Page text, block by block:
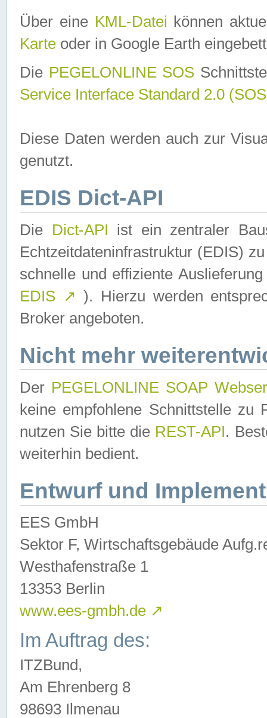
Über eine KML-Datei können
Karte oder in Google Earth
Die PEGELONLINE SOS
Service Interface Standard 2.0
Diese Daten werden auch zur
genutzt.
EDIS Dict-API
Die Dict-API ist ein zentraler
Echtzeitdateninfrastruktur (EDIS)
schnelle und effiziente
EDIS ↗ ). Hierzu werden
Broker angeboten.
Nicht mehr
Der PEGELONLINE SOAP
keine empfohlene Schnittstelle zu
nutzen Sie bitte die REST-API.
weiterhin bedient.
Entwurf und
EES GmbH
Sektor F, Wirtschaftsgebäude
Westhafenstraße 1
13353 Berlin
www.ees-gmbh.de ↗
Im Auftrag des:
ITZBund,
Am Ehrenberg 8
98693 Ilmenau